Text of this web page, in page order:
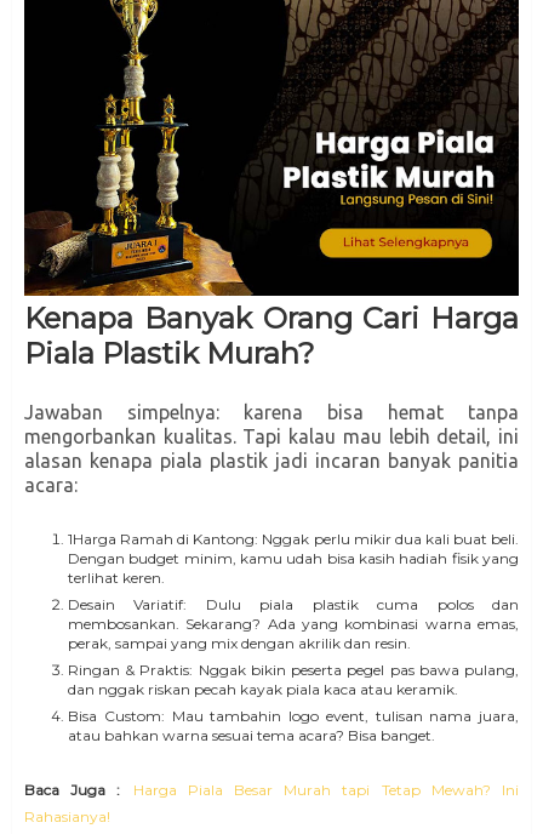
Kenapa Banyak Orang Cari Harga
Piala Plastik Murah?
Jawaban simpelnya: karena bisa hemat tanpa
mengorbankan kualitas. Tapi kalau mau lebih detail, ini
alasan kenapa piala plastik jadi incaran banyak panitia
acara:
1Harga Ramah di Kantong: Nggak perlu mikir dua kali buat beli.
Dengan budget minim, kamu udah bisa kasih hadiah fisik yang
terlihat keren.
Desain Variatif: Dulu piala plastik cuma polos dan
membosankan. Sekarang? Ada yang kombinasi warna emas,
perak, sampai yang mix dengan akrilik dan resin.
Ringan & Praktis: Nggak bikin peserta pegel pas bawa pulang,
dan nggak riskan pecah kayak piala kaca atau keramik.
Bisa Custom: Mau tambahin logo event, tulisan nama juara,
atau bahkan warna sesuai tema acara? Bisa banget.
Baca Juga :
Harga Piala Besar Murah tapi Tetap Mewah? Ini
Rahasianya!